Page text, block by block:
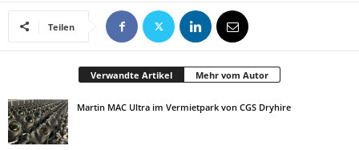
Teilen
Verwandte Artikel Mehr vom Autor
Martin MAC Ultra im Vermietpark von CGS Dryhire